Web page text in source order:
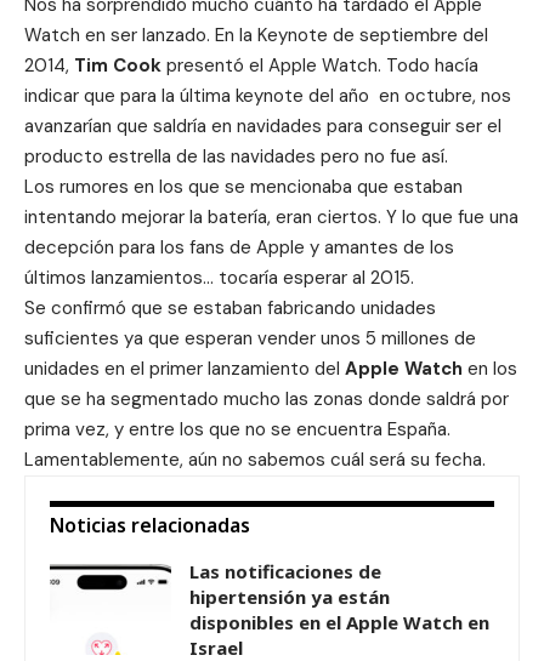
Watch en ser lanzado. En la Keynote de septiembre del
2014, Tim Cook presentó el Apple Watch. Todo hacía
indicar que para la última keynote del año en octubre, nos
avanzarían que saldría en navidades para conseguir ser el
producto estrella de las navidades pero no fue así.
Los rumores en los que se mencionaba que estaban
intentando mejorar la batería, eran ciertos. Y lo que fue una
decepción para los fans de Apple y amantes de los
últimos lanzamientos… tocaría esperar al 2015.
Se confirmó que se estaban fabricando unidades
suficientes ya que esperan vender unos 5 millones de
unidades en el primer lanzamiento del Apple Watch en los
que se ha segmentado mucho las zonas donde saldrá por
prima vez, y entre los que no se encuentra España.
Lamentablemente, aún no sabemos cuál será su fecha.
Noticias relacionadas
Las notificaciones de
hipertensión ya están
disponibles en el Apple Watch en
Israel